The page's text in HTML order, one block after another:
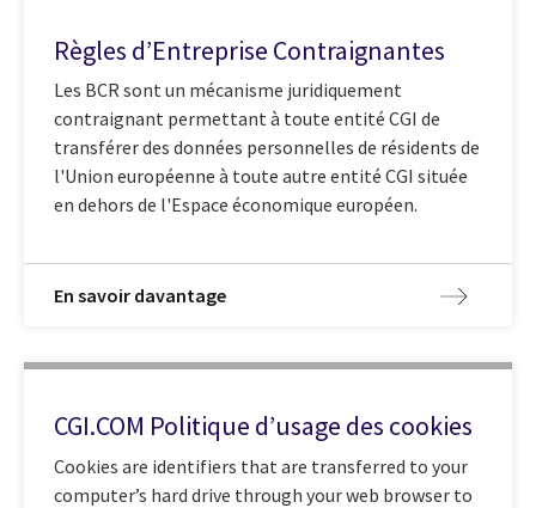
Règles d’Entreprise Contraignantes
Les BCR sont un mécanisme juridiquement
contraignant permettant à toute entité CGI de
transférer des données personnelles de résidents de
l'Union européenne à toute autre entité CGI située
en dehors de l'Espace économique européen.
En savoir davantage
CGI.COM Politique d’usage des cookies
Cookies are identifiers that are transferred to your
computer’s hard drive through your web browser to